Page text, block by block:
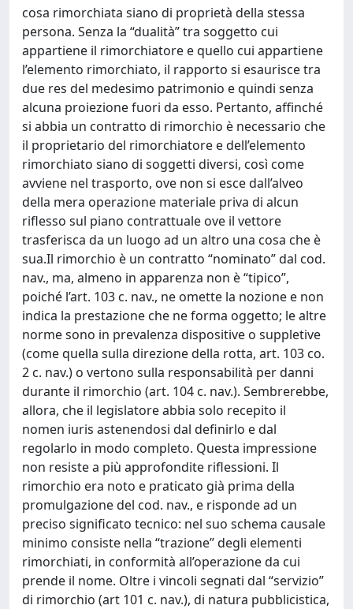
cosa rimorchiata siano di proprietà della stessa
persona. Senza la “dualità” tra soggetto cui
appartiene il rimorchiatore e quello cui appartiene
l’elemento rimorchiato, il rapporto si esaurisce tra
due res del medesimo patrimonio e quindi senza
alcuna proiezione fuori da esso. Pertanto, affinché
si abbia un contratto di rimorchio è necessario che
il proprietario del rimorchiatore e dell’elemento
rimorchiato siano di soggetti diversi, così come
avviene nel trasporto, ove non si esce dall’alveo
della mera operazione materiale priva di alcun
riflesso sul piano contrattuale ove il vettore
trasferisca da un luogo ad un altro una cosa che è
sua.Il rimorchio è un contratto “nominato” dal cod.
nav., ma, almeno in apparenza non è “tipico”,
poiché l’art. 103 c. nav., ne omette la nozione e non
indica la prestazione che ne forma oggetto; le altre
norme sono in prevalenza dispositive o suppletive
(come quella sulla direzione della rotta, art. 103 co.
2 c. nav.) o vertono sulla responsabilità per danni
durante il rimorchio (art. 104 c. nav.). Sembrerebbe,
allora, che il legislatore abbia solo recepito il
nomen iuris astenendosi dal definirlo e dal
regolarlo in modo completo. Questa impressione
non resiste a più approfondite riflessioni. Il
rimorchio era noto e praticato già prima della
promulgazione del cod. nav., e risponde ad un
preciso significato tecnico: nel suo schema causale
minimo consiste nella “trazione” degli elementi
rimorchiati, in conformità all’operazione da cui
prende il nome. Oltre i vincoli segnati dal “servizio”
di rimorchio (art 101 c. nav.), di natura pubblicistica,